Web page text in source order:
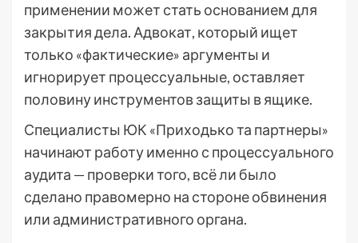
применении может стать основанием для
закрытия дела. Адвокат, который ищет
только «фактические» аргументы и
игнорирует процессуальные, оставляет
половину инструментов защиты в ящике.
Специалисты ЮК «Приходько та партнеры»
начинают работу именно с процессуального
аудита — проверки того, всё ли было
сделано правомерно на стороне обвинения
или административного органа.